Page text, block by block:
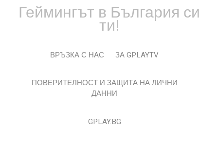
Геймингът в България си
ти!
ВРЪЗКА С НАС ЗА GPLAYTV
ПОВЕРИТЕЛНОСТ И ЗАЩИТА НА ЛИЧНИ
ДАННИ
GPLAY.BG